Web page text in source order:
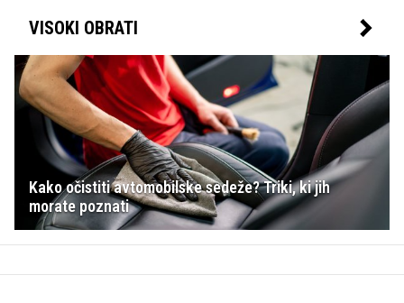
VISOKI OBRATI
Kako očistiti avtomobilske sedeže? Triki, ki jih
morate poznati